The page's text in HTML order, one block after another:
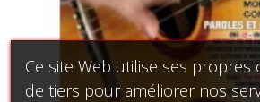
Ce site Web utilise ses propres
de tiers pour améliorer nos